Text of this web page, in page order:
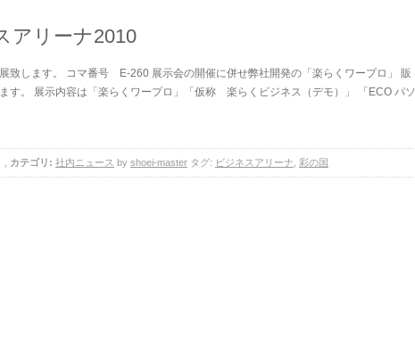
アリーナ2010
致します。 コマ番号 E-260 展示会の開催に併せ弊社開発の「楽らくワープロ」 販
す。 展示内容は「楽らくワープロ」「仮称 楽らくビジネス（デモ）」 「ECO パソ
, カテゴリ: 社内ニュース by shoei-master タグ: ビジネスアリーナ 彩の国